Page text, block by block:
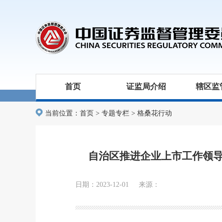
首页 证监局介绍 辖区监
当前位置： 首页 > 专题专栏 > 格桑花行动
自治区推进企业上市工作领
日期：2023-12-01 来源：